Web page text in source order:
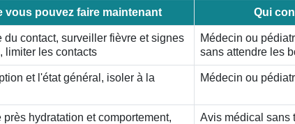
vous pouvez faire maintenant Qui
du contact, surveiller fièvre et signes
limiter les contacts
Médecin ou
sans attendre les
et l'état général, isoler à la
Médecin ou
près hydratation et comportement,
Avis médical sans